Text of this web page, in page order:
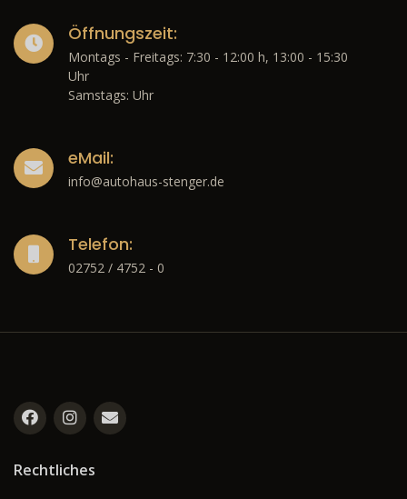
Öffnungszeit:
Montags - Freitags: 7:30 - 12:00 h, 13:00 - 15:30
Uhr
Samstags: Uhr
eMail:
info@autohaus-stenger.de
Telefon:
02752 / 4752 - 0
Rechtliches